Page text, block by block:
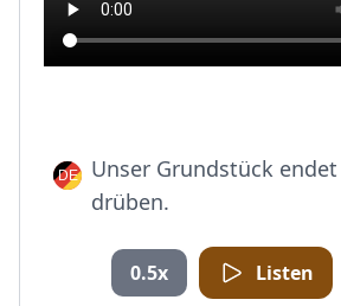
Unser Grundstück
drüben.
0.5x Listen